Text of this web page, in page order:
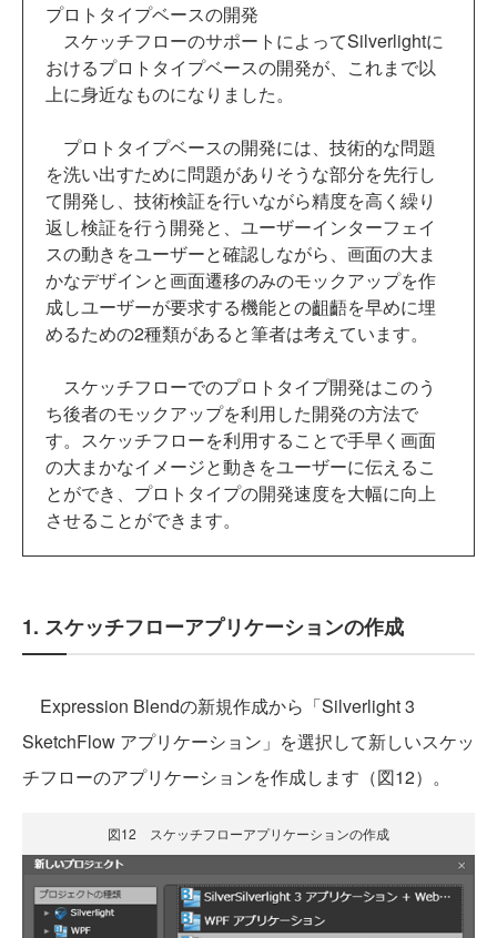
プロトタイプベースの開発
スケッチフローのサポートによってSilverlightに
おけるプロトタイプベースの開発が、これまで以
上に身近なものになりました。
プロトタイプベースの開発には、技術的な問題
を洗い出すために問題がありそうな部分を先行し
て開発し、技術検証を行いながら精度を高く繰り
返し検証を行う開発と、ユーザーインターフェイ
スの動きをユーザーと確認しながら、画面の大ま
かなデザインと画面遷移のみのモックアップを作
成しユーザーが要求する機能との齟齬を早めに埋
めるための2種類があると筆者は考えています。
スケッチフローでのプロトタイプ開発はこのう
ち後者のモックアップを利用した開発の方法で
す。スケッチフローを利用することで手早く画面
の大まかなイメージと動きをユーザーに伝えるこ
とができ、プロトタイプの開発速度を大幅に向上
させることができます。
1. スケッチフローアプリケーションの作成
Expression Blendの新規作成から「Silverlight 3
SketchFlow アプリケーション」を選択して新しいスケッ
チフローのアプリケーションを作成します（図12）。
図12 スケッチフローアプリケーションの作成